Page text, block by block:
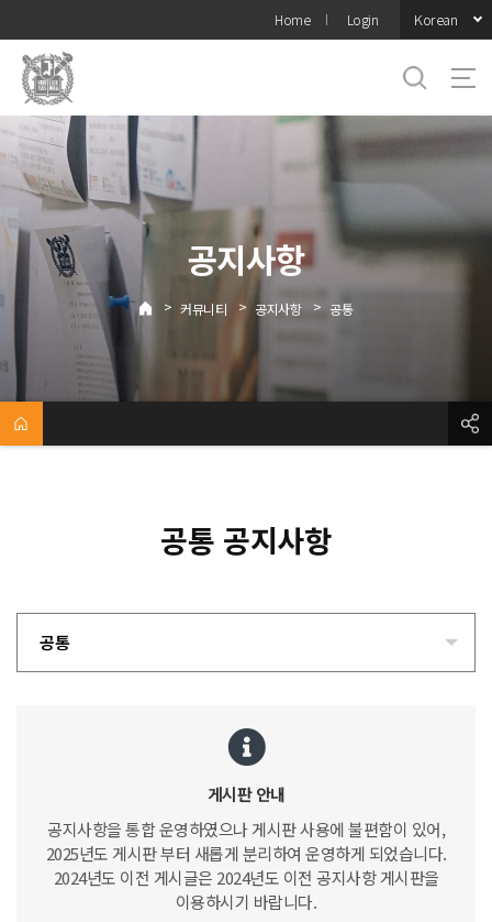
메뉴
Home Login Korean
공지사항
> 커뮤니티 > 공지사항 > 공통
공통 공지사항
공통
게시판 안내
공지사항을 통합 운영하였으나 게시판 사용에 불편함이 있어,
2025년도 게시판 부터 새롭게 분리하여 운영하게 되었습니다.
2024년도 이전 게시글은 2024년도 이전 공지사항 게시판을
이용하시기 바랍니다.